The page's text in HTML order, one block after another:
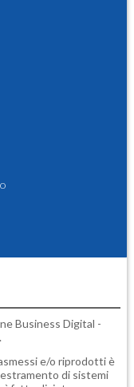
Business Digital -
e/o riprodotti è
di sistemi